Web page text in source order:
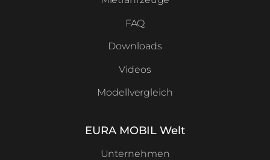
FAQ
Downloads
Videos
Modellvergleich
EURA MOBIL Welt
Unternehmen